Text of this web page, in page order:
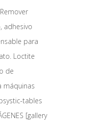
Remover
adhesivo
para
Loctite
de
máquinas
tables
[gallery